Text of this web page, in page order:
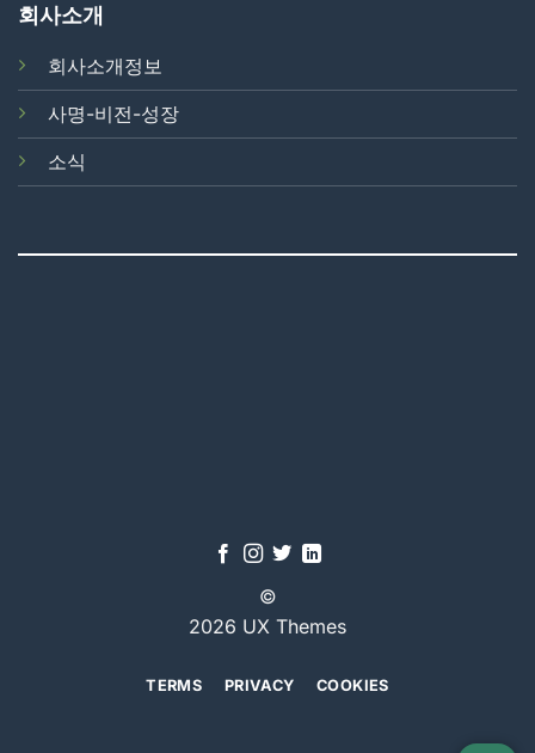
회사소개
회사소개정보
사명-비전-성장
소식
©
2026 UX Themes
TERMS PRIVACY COOKIES